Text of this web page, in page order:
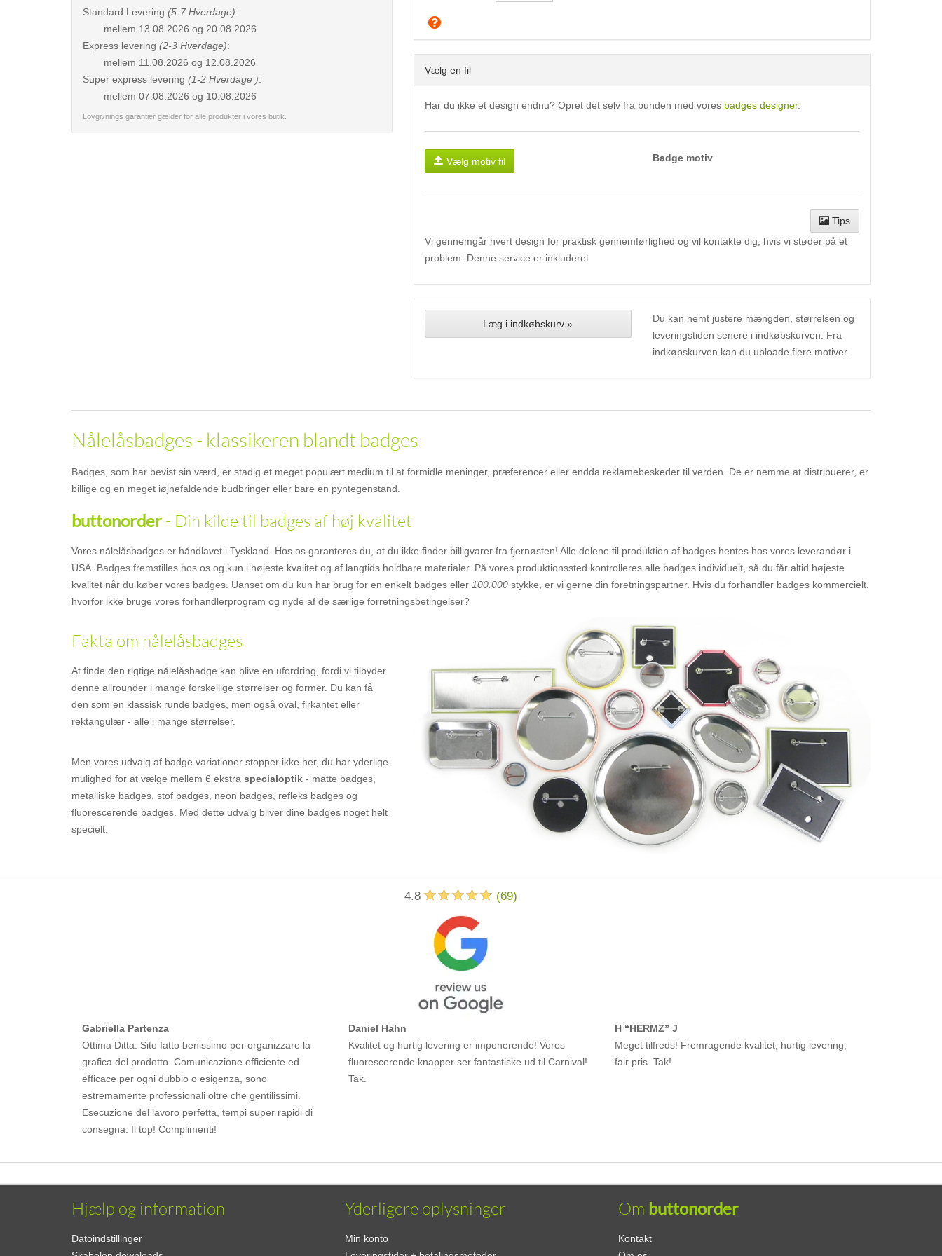
Vælg en fil
Har du ikke et design endnu? Opret det selv fra bunden med vores badges designer.
Vælg motiv fil Badge motiv
Tips
Vi gennemgår hvert design for praktisk gennemførlighed og vil kontakte dig, hvis vi støder på et
problem. Denne service er inkluderet
Læg i indkøbskurv »
Du kan nemt justere mængden, størrelsen og
leveringstiden senere i indkøbskurven. Fra
indkøbskurven kan du uploade flere motiver.
Standard Levering (5-7 Hverdage):
mellem 13.08.2026 og 20.08.2026
Express levering (2-3 Hverdage):
mellem 11.08.2026 og 12.08.2026
Super express levering (1-2 Hverdage ):
mellem 07.08.2026 og 10.08.2026
Lovgivnings garantier gælder for alle produkter i vores butik.
Nålelåsbadges - klassikeren blandt badges
Badges, som har bevist sin værd, er stadig et meget populært medium til at formidle meninger, præferencer eller endda reklamebeskeder til verden. De er nemme at distribuerer, er
billige og en meget iøjnefaldende budbringer eller bare en pyntegenstand.
buttonorder - Din kilde til badges af høj kvalitet
Vores nålelåsbadges er håndlavet i Tyskland. Hos os garanteres du, at du ikke finder billigvarer fra fjernøsten! Alle delene til produktion af badges hentes hos vores leverandør i
USA. Badges fremstilles hos os og kun i højeste kvalitet og af langtids holdbare materialer. På vores produktionssted kontrolleres alle badges individuelt, så du får altid højeste
kvalitet når du køber vores badges. Uanset om du kun har brug for en enkelt badges eller 100.000 stykke, er vi gerne din foretningspartner. Hvis du forhandler badges kommercielt,
hvorfor ikke bruge vores forhandlerprogram og nyde af de særlige forretningsbetingelser?
Fakta om nålelåsbadges
At finde den rigtige nålelåsbadge kan blive en ufordring, fordi vi tilbyder
denne allrounder i mange forskellige størrelser og former. Du kan få
den som en klassisk runde badges, men også oval, firkantet eller
rektangulær - alle i mange størrelser.
Men vores udvalg af badge variationer stopper ikke her, du har yderlige
mulighed for at vælge mellem 6 ekstra specialoptik - matte badges,
metalliske badges, stof badges, neon badges, refleks badges og
fluorescerende badges. Med dette udvalg bliver dine badges noget helt
specielt.
4.8 (69)
Gabriella Partenza
Ottima Ditta. Sito fatto benissimo per organizzare la
grafica del prodotto. Comunicazione efficiente ed
efficace per ogni dubbio o esigenza, sono
estremamente professionali oltre che gentilissimi.
Esecuzione del lavoro perfetta, tempi super rapidi di
consegna. Il top! Complimenti!
Daniel Hahn
Kvalitet og hurtig levering er imponerende! Vores
fluorescerende knapper ser fantastiske ud til Carnival!
Tak.
H “HERMZ” J
Meget tilfreds! Fremragende kvalitet, hurtig levering,
fair pris. Tak!
Hjælp og information
Datoindstillinger
Yderligere oplysninger
Min konto
Om buttonorder
Kontakt